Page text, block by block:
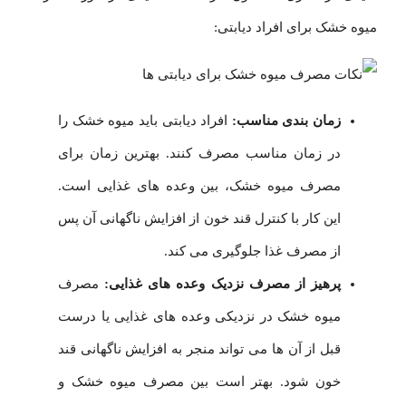
میوه خشک برای افراد دیابتی:
زمان بندی مناسب: افراد دیابتی باید میوه خشک را
در زمان مناسب مصرف کنند. بهترین زمان برای
مصرف میوه خشک، بین وعده های غذایی است.
این کار با کنترل قند خون از افزایش ناگهانی آن پس
از مصرف غذا جلوگیری می کند.
پرهیز از مصرف نزدیک وعده های غذایی: مصرف
میوه خشک در نزدیکی وعده های غذایی یا درست
قبل از آن ها می تواند منجر به افزایش ناگهانی قند
خون شود. بهتر است بین مصرف میوه خشک و